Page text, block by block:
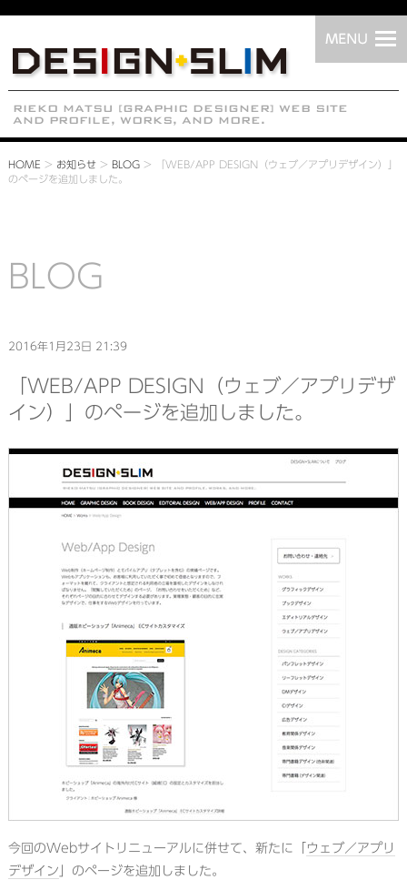
HOME > お知らせ> BLOG>
「WEB/APP DESIGN（ウェブ／アプリデザイン）」
のページを追加しました。
BLOG
2016年1月23日 21:39
「WEB/APP DESIGN（ウェブ／アプリデザ
イン）」のページを追加しました。
今回のWebサイトリニューアルに併せて、新たに「
ウェブ／アプリ
デザイン 」のページを追加しました。